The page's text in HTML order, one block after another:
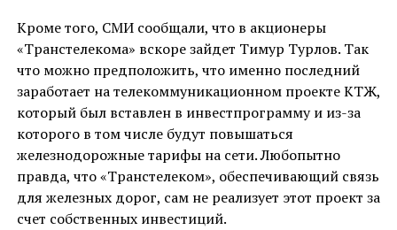
Кроме того, СМИ сообщали, что в акционеры
«Транстелекома» вскоре зайдет Тимур Турлов. Так
что можно предположить, что именно последний
заработает на телекоммуникационном проекте КТЖ,
который был вставлен в инвестпрограмму и из-за
которого в том числе будут повышаться
железнодорожные тарифы на сети. Любопытно
правда, что «Транстелеком», обеспечивающий связь
для железных дорог, сам не реализует этот проект за
счет собственных инвестиций.